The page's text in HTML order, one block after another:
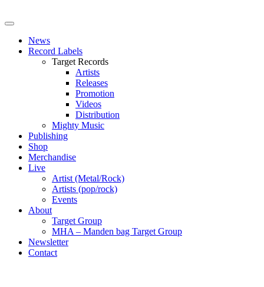
News
Record Labels
Target Records
Artists
Releases
Promotion
Videos
Distribution
Mighty Music
Publishing
Shop
Merchandise
Live
Artist (Metal/Rock)
Artists (pop/rock)
Events
About
Target Group
MHA – Manden bag Target Group
Newsletter
Contact